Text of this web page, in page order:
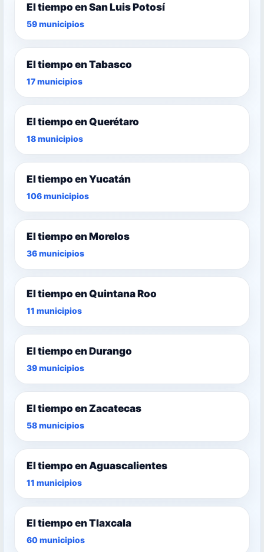
El tiempo en San Luis Potosí
59 municipios
El tiempo en Tabasco
17 municipios
El tiempo en Querétaro
18 municipios
El tiempo en Yucatán
106 municipios
El tiempo en Morelos
36 municipios
El tiempo en Quintana Roo
11 municipios
El tiempo en Durango
39 municipios
El tiempo en Zacatecas
58 municipios
El tiempo en Aguascalientes
11 municipios
El tiempo en Tlaxcala
60 municipios